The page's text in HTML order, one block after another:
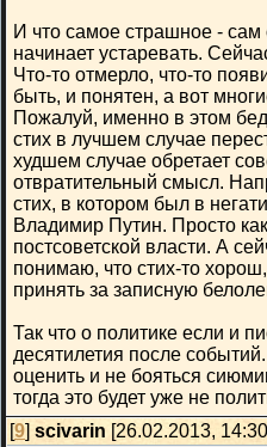
И что самое страшное - сам
начинает устаревать.
Что-то отмерло, что-то
быть, и понятен, а вот
Пожалуй, именно в этом
стих в лучшем случае
худшем случае обретает
отвратительный смысл.
стих, в котором был в
Владимир Путин. Просто
постсоветской власти. А
понимаю, что стих-то
принять за записную
Так что о политике если и
десятилетия после
оценить и не бояться
тогда это будет уже не
[9] scivarin [26.02.2013,